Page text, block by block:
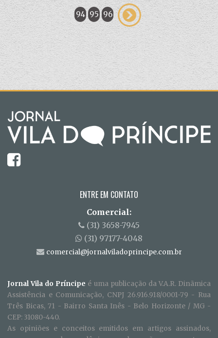
94 95 96
ENTRE EM CONTATO
Comercial:
(31) 3658-7945
(31) 97177-4048
comercial@jornalviladoprincipe.com.br
Jornal Vila do Príncipe é uma publicação da V.A.R. Dinãmica
Assistência e Comunicação, CNPJ 26.916.918/0001-79 - Rua
Três Bicas, 71 - Bairro Santa Inês - Belo Horizonte / MG -
CEP: 31080-440.
As opiniões e conceitos emitidos em artigos assinados,